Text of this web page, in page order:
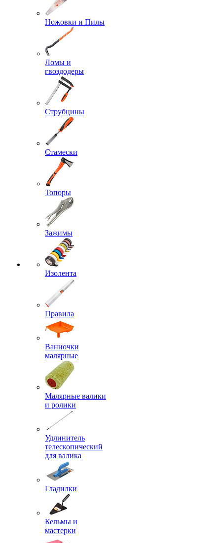
Ножовки и Пилы
Ломы и
гвоздодеры
Струбцины
Стамески
Топоры
Зажимы
Изолента
Правила
Ванночки
малярные
Малярные валики
и ролики
Удлинитель
телескопический
для валика
Гладилки
Кельмы и
мастерки